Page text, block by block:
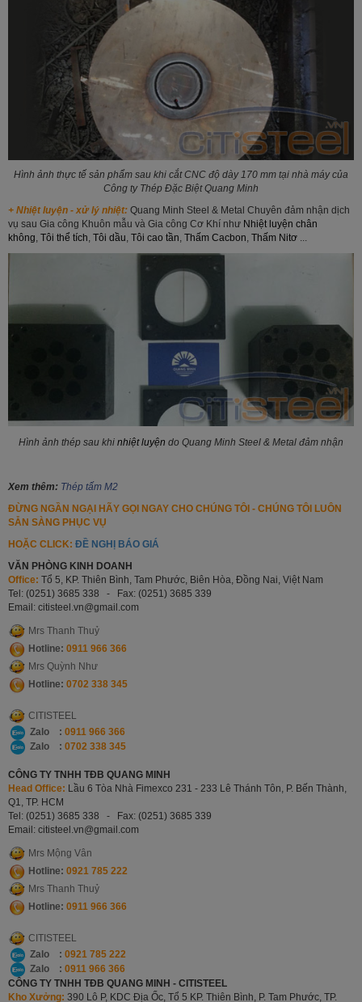
Hình ảnh thực tế sản phẩm sau khi cắt CNC độ dày 170 mm tại nhà máy của
Công ty Thép Đặc Biệt Quang Minh
+ Nhiệt luyện - xử lý nhiệt: Quang Minh Steel & Metal Chuyên đảm nhận dịch
vụ sau Gia công Khuôn mẫu và Gia công Cơ Khí như Nhiệt luyện chân
không Tôi thể tích Tôi dầu Tôi cao tần Thấm Cacbon Thấm Nitơ
Hình ảnh thép sau khi nhiệt luyện do Quang Minh Steel & Metal đảm nhận
Xem thêm: Thép tấm M2
ĐỪNG NGẦN NGẠI HÃY GỌI NGAY CHO CHÚNG TÔI - CHÚNG TÔI LUÔN
SẴN SÀNG PHỤC VỤ
HOẶC CLICK: ĐỀ NGHỊ BÁO GIÁ
VĂN PHÒNG KINH DOANH
Office: Tổ 5, KP. Thiên Bình, Tam Phước, Biên Hòa, Đồng Nai, Việt Nam
Tel: (0251) 3685 338 - Fax: (0251) 3685 339
Email: citisteel.vn@gmail.com
Mrs Thanh Thuỷ
Hotline: 0911 966 366
Mrs Quỳnh Như
Hotline: 0702 338 345
CITISTEEL
Zalo : 0911 966 366
Zalo : 0702 338 345
CÔNG TY TNHH TĐB QUANG MINH
Head Office: Lầu 6 Tòa Nhà Fimexco 231 - 233 Lê Thánh Tôn, P. Bến Thành,
Q1, TP. HCM
Tel: (0251) 3685 338 - Fax: (0251) 3685 339
Email: citisteel.vn@gmail.com
Mrs Mộng Vân
Hotline: 0921 785 222
Mrs Thanh Thuỷ
Hotline: 0911 966 366
CITISTEEL
Zalo : 0921 785 222
Zalo : 0911 966 366
CÔNG TY TNHH TĐB QUANG MINH - CITISTEEL
Kho Xưởng: 390 Lô P, KDC Địa Ốc, Tổ 5 KP. Thiên Bình, P. Tam Phước, TP.